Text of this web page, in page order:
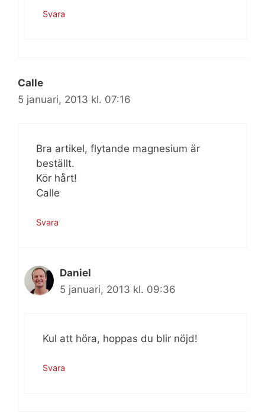
Svara
Calle
5 januari, 2013 kl. 07:16
Bra artikel, flytande magnesium är
beställt.
Kör hårt!
Calle
Svara
Daniel
5 januari, 2013 kl. 09:36
Kul att höra, hoppas du blir nöjd!
Svara